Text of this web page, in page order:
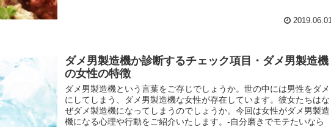
2019.06.01
ダメ男製造機か診断するチェック項目・ダメ男製造機
の女性の特徴
ダメ男製造機という言葉をご存じでしょうか。世の中には男性をダメ
にしてしまう、ダメ男製造機な女性が存在しています。彼女たちはな
ぜダメ製造機になってしまうのでしょうか。今回は女性がダメ男製造
機になる心理や行動をご紹介いたします。-自分磨きでモテたいなら